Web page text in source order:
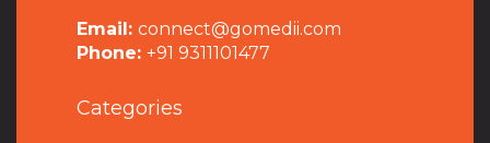
Email: connect@gomedii.com
Phone: +91 9311101477
Categories